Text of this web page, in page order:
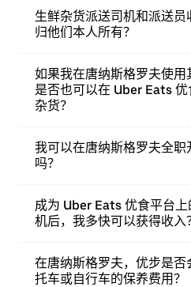
生鲜杂货派送司机和派送
归他们本人所有？
如果我在唐纳斯格罗夫使用
是否也可以在 Uber Eats
杂货？
我可以在唐纳斯格罗夫全职
吗？
成为 Uber Eats 优食平台上
机后，我多快可以获得收入
在唐纳斯格罗夫，优步是
托车或自行车的保养费用？